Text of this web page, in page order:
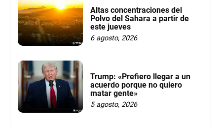
Altas concentraciones del
Polvo del Sahara a partir de
este jueves
6 agosto, 2026
Trump: «Prefiero llegar a un
acuerdo porque no quiero
matar gente»
5 agosto, 2026